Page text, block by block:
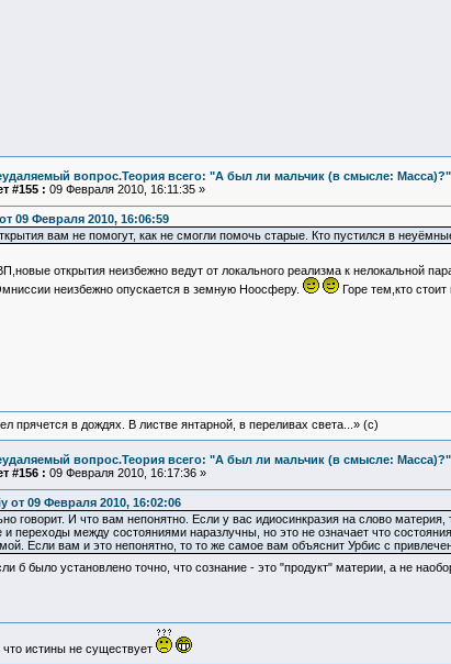
вопрос.Теория всего: "А был ли мальчик (в смысле: Масса)?"
#155 : 09 Февраля 2010, 16:11:35 »
09 Февраля 2010, 16:06:59
вам не помогут, как не смогли помочь старые. Кто пустился в
открытия неизбежно ведут от локального реализма к нелокальной
неизбежно опускается в земную Ноосферу.
Горе тем,кто стоит
прячется в дождях. В листве янтарной, в переливах света...» (c)
вопрос.Теория всего: "А был ли мальчик (в смысле: Масса)?"
#156 : 09 Февраля 2010, 16:17:36 »
от 09 Февраля 2010, 16:02:06
говорит. И что вам непонятно. Если у вас идиосинкразия на слово
и переходы между состояниями наразлучны, но это не означает что
Если вам и это непонятно, то то же самое вам объяснит Урбис с
б было установлено точно, что сознание - это "продукт" материи, а не
что истины не существует